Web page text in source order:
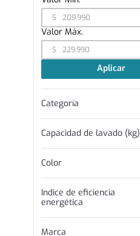
Categoría
Capacidad de lavado (kg)
12 kg
18 kg
Color
Indice de eficiencia
energética
Marca
$
$
Aplicar